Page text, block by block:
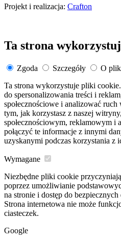
Projekt i realizacja: Crafton
Ta strona
Zgoda Szczegóły
O
Ta strona wykorzystuje pliki
do spersonalizowania treści i
społecznościowe i analizować
tym, jak korzystasz z naszej
społecznościowym, reklamowym i
połączyć te informacje z innymi
uzyskanymi podczas korzystania z
Wymagane
Niezbędne pliki cookie
poprzez umożliwianie
na stronie i dostęp do
Strona internetowa nie może
ciasteczek.
Google